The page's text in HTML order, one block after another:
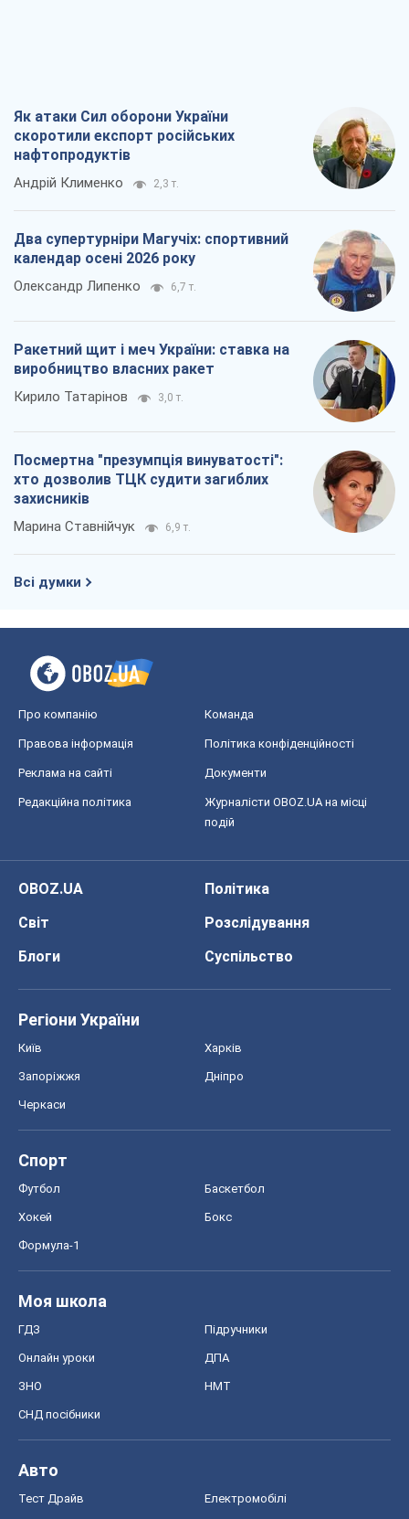
Як атаки Сил оборони України
скоротили експорт російських
нафтопродуктів
Андрій Клименко 2,3 т.
Два супертурніри Магучіх: спортивний
календар осені 2026 року
Олександр Липенко 6,7 т.
Ракетний щит і меч України: ставка на
виробництво власних ракет
Кирило Татарінов 3,0 т.
Посмертна "презумпція винуватості":
хто дозволив ТЦК судити загиблих
захисників
Марина Ставнійчук 6,9 т.
Всі думки
Про компанію Команда
Правова інформація Політика конфіденційності
Реклама на сайті Документи
Редакційна політика
Журналісти OBOZ.UA на місці
подій
OBOZ.UA
Політика
Світ
Розслідування
Блоги
Суспільство
Регіони України
Київ Харків
Запоріжжя Дніпро
Черкаси
Спорт
Футбол Баскетбол
Хокей Бокс
Формула-1
Моя школа
ГДЗ Підручники
Онлайн уроки ДПА
ЗНО НМТ
СНД посібники
Авто
Тест Драйв Електромобілі